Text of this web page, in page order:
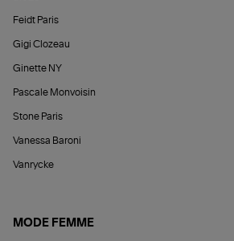
Feidt Paris
Gigi Clozeau
Ginette NY
Pascale Monvoisin
Stone Paris
Vanessa Baroni
Vanrycke
MODE FEMME